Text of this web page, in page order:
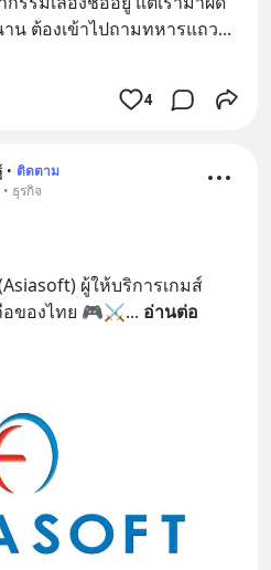
น ต้องเข้าไปถามทหารแถว
4
• ติดตาม
ธุรกิจ
ผู้ให้บริการเกมส์
อของไทย 🎮⚔️... อ่านต่อ